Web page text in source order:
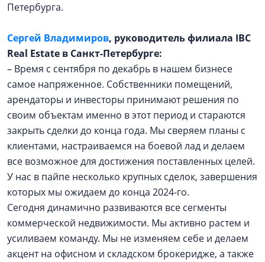
Петербурга.
Сергей Владимиров, руководитель филиала IBC
Real Estate в Санкт-Петербурге:
– Время с сентября по декабрь в нашем бизнесе
самое напряженное. Собственники помещений,
арендаторы и инвесторы принимают решения по
своим объектам именно в этот период и стараются
закрыть сделки до конца года. Мы сверяем планы с
клиентами, настраиваемся на боевой лад и делаем
все возможное для достижения поставленных целей.
У нас в пайпе несколько крупных сделок, завершения
которых мы ожидаем до конца 2024-го.
Сегодня динамично развиваются все сегменты
коммерческой недвижимости. Мы активно растем и
усиливаем команду. Мы не изменяем себе и делаем
акцент на офисном и складском брокеридже, а также